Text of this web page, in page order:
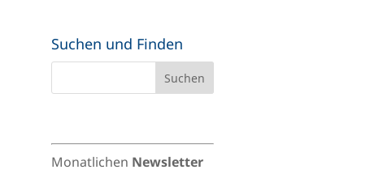
Suchen und Finden
Monatlichen Newsletter